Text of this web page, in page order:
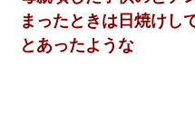
まったときは日焼けし
とあったような